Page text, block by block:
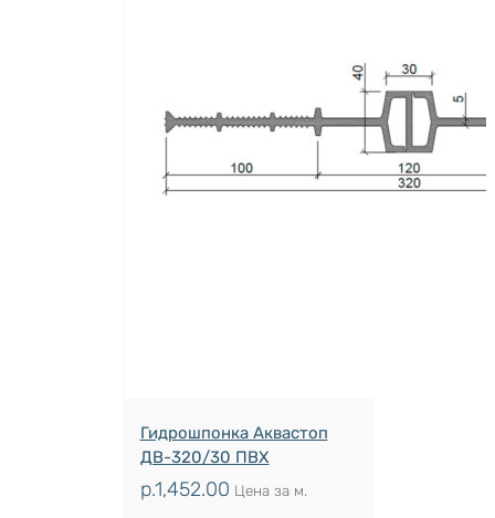
Гидрошпонка Аквастоп
ДВ-320/30 ПВХ
р.1,452.00 Цена за м.